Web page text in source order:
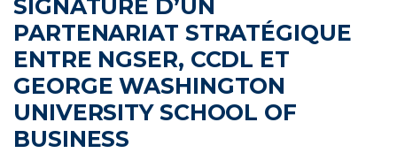
SIGNATURE D’UN
PARTENARIAT STRATÉGIQUE
ENTRE NGSER, CCDL ET
GEORGE WASHINGTON
UNIVERSITY SCHOOL OF
BUSINESS